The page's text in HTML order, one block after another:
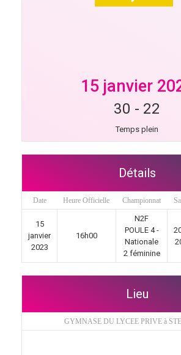
15 janvier
30 - 22
Temps plein
Détails
Date Heure Officielle Championnat
15
janvier
2023
16h00
N2F
POULE 4 -
Nationale
2 féminine
Lieu
GYMNASE DU LYCEE PRIVE à